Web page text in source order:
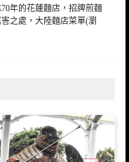
年的花蓮麵店，招牌煎麵
之處，大陸麵店菜單(瀏